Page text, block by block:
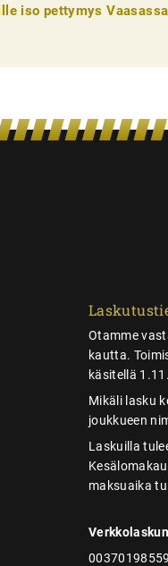
iso pettymys Vaasassa
Otamme
kautta.
käsitellä
Mikäli lasku
joukkueen
Laskuilla
maksuaika